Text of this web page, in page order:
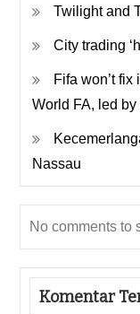
Twilight and
City trading
Fifa won’t
World FA, led
Nassau
No comments to
Komentar